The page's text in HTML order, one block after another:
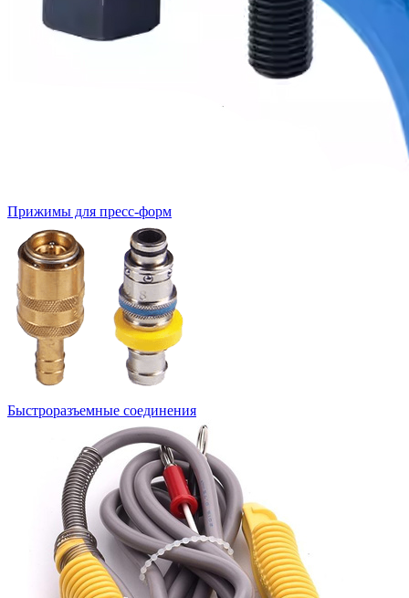
Прижимы для пресс-форм
Быстроразъемные соединения